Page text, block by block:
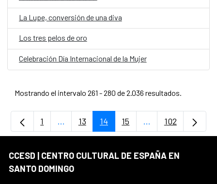
La Lupe, conversión de una diva
Los tres pelos de oro
Celebración Día Internacional de la Mujer
Mostrando el intervalo 261 - 280 de 2.036 resultados.
Página
1 ...Páginas intermedias Use TAB para
Página
13 Página
14 Página
15 ...PáginasPágina
102
CCESD | CENTRO CULTURAL DE ESPAÑA EN
SANTO DOMINGO